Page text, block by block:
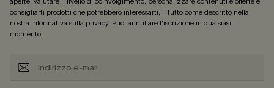
consigliarti prodotti che potrebbero interessarti, il tutto come descritto nella
nostra Informativa sulla privacy. Puoi annullare l'iscrizione in qualsiasi
momento.